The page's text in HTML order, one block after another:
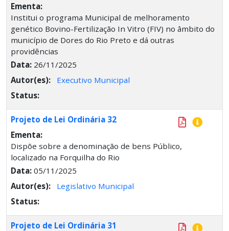
Ementa:
Institui o programa Municipal de melhoramento
genético Bovino-Fertilização In Vitro (FIV) no âmbito do
município de Dores do Rio Preto e dá outras
providências
Data: 26/11/2025
Autor(es):
Executivo Municipal
Status:
Projeto de Lei Ordinária 32
Ementa:
Dispõe sobre a denominação de bens Público,
localizado na Forquilha do Rio
Data: 05/11/2025
Autor(es):
Legislativo Municipal
Status:
Projeto de Lei Ordinária 31